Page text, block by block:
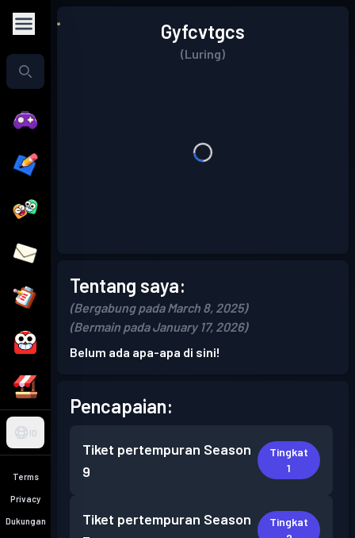
ID
Terms
Privacy
Dukungan
Gyfcvtgcs
(Luring)
Tentang saya:
(Bergabung pada March 8, 2025)
(Bermain pada January 17, 2026)
Belum ada apa-apa di sini!
Pencapaian:
Tiket pertempuran Season
9
Tingkat
1
Tiket pertempuran Season
Tingkat